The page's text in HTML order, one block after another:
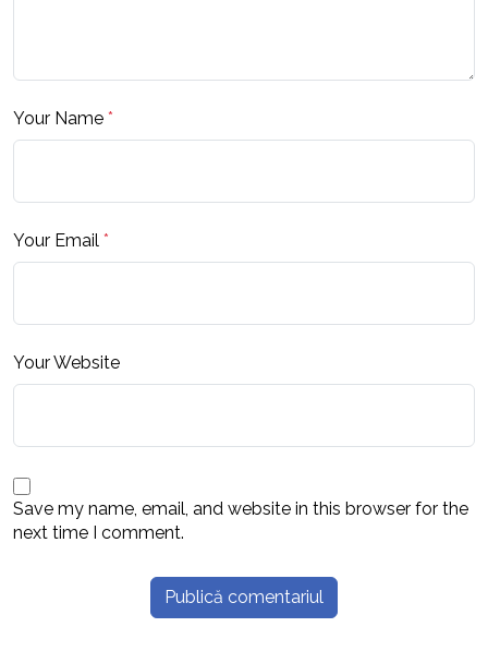
Your Name *
Your Email *
Your Website
Save my name, email, and website in this browser for the
next time I comment.